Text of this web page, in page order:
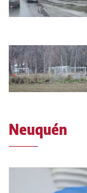
Neuquén